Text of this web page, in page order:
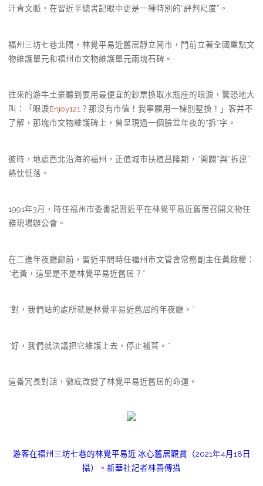
汗青文脈，在習近平總書記眼中更是一種特別的“評判尺度”。
福州三坊七巷北隅，林覺平易近舊居靜立鬧市，門前立著全國重點文
物維護單元和福州市文物維護單元兩塊石碑。
往來的游牛土豪聽到要用最便宜的鈔票換取水瓶座的眼淚，驚恐地大
叫：「眼淚Enjoy121 ？那沒有市值！我寧願用一棟別墅換！」客并不
了解，那塊市文物維護碑上，曾呈現過一個臉盆年夜的“拆”字。
彼時，地處西北沿海的福州，正值城市扶植昌隆期，“開闢”與“拆建”
熱忱低落。
1991年3月，時任福州市委書記習近平在林覺平易近舊居召開文物任
務現場辦公會。
在二進年夜廳廊前，習近平問時任福州市文管會常務副主任黃啟權：
“老黃，這里是不是林覺平易近舊居？”
“對，我們站的處所就是林覺平易近舊居的年夜廳。”
“好，我們就決議把它維護上去，停止補葺。”
這番冗長對話，徹底改變了林覺平易近舊居的命運。
游客在福州三坊七巷的林覺平易近·冰心舊居觀賞（2021年4月18日
攝）。新華社記者林善傳攝